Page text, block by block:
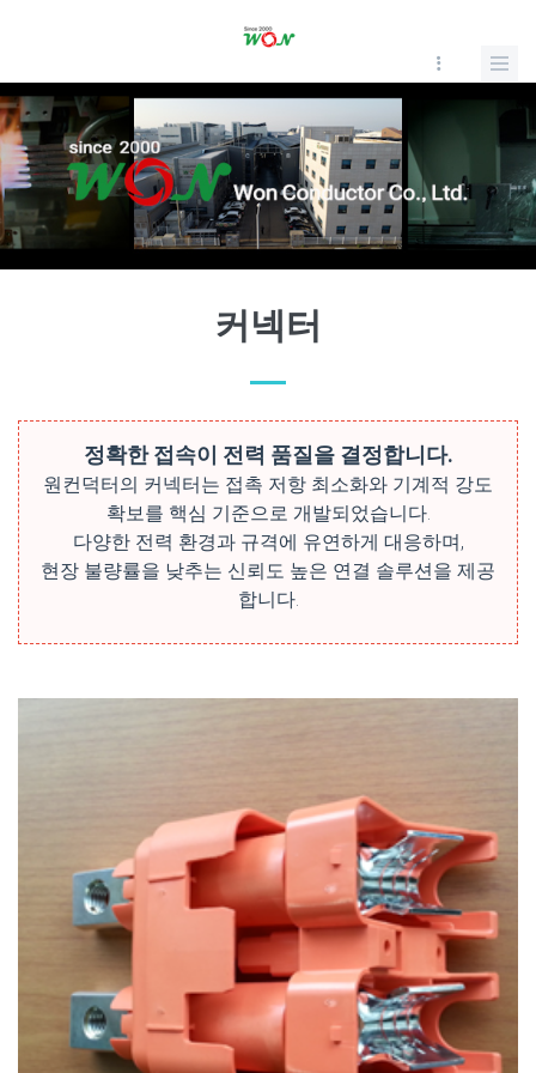
커넥터
정확한 접속이 전력 품질을 결정합니다.
원컨덕터의 커넥터는 접촉 저항 최소화와 기계적 강도
확보를 핵심 기준으로 개발되었습니다.
다양한 전력 환경과 규격에 유연하게 대응하며,
현장 불량률을 낮추는 신뢰도 높은 연결 솔루션을 제공
합니다.
ZOOM